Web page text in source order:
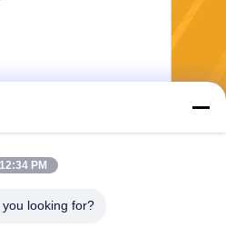
12:34 PM
looking for?